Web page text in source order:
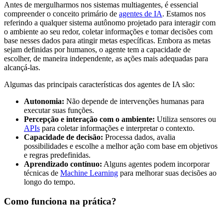
Antes de mergulharmos nos sistemas multiagentes, é essencial
compreender o conceito primário de agentes de IA. Estamos nos
referindo a qualquer sistema autônomo projetado para interagir com
o ambiente ao seu redor, coletar informações e tomar decisões com
base nesses dados para atingir metas específicas. Embora as metas
sejam definidas por humanos, o agente tem a capacidade de
escolher, de maneira independente, as ações mais adequadas para
alcançá-las.
Algumas das principais características dos agentes de IA são:
Autonomia: Não depende de intervenções humanas para
executar suas funções.
Percepção e interação com o ambiente: Utiliza sensores ou
APIs para coletar informações e interpretar o contexto.
Capacidade de decisão: Processa dados, avalia
possibilidades e escolhe a melhor ação com base em objetivos
e regras predefinidas.
Aprendizado contínuo: Alguns agentes podem incorporar
técnicas de Machine Learning para melhorar suas decisões ao
longo do tempo.
Como funciona na prática?